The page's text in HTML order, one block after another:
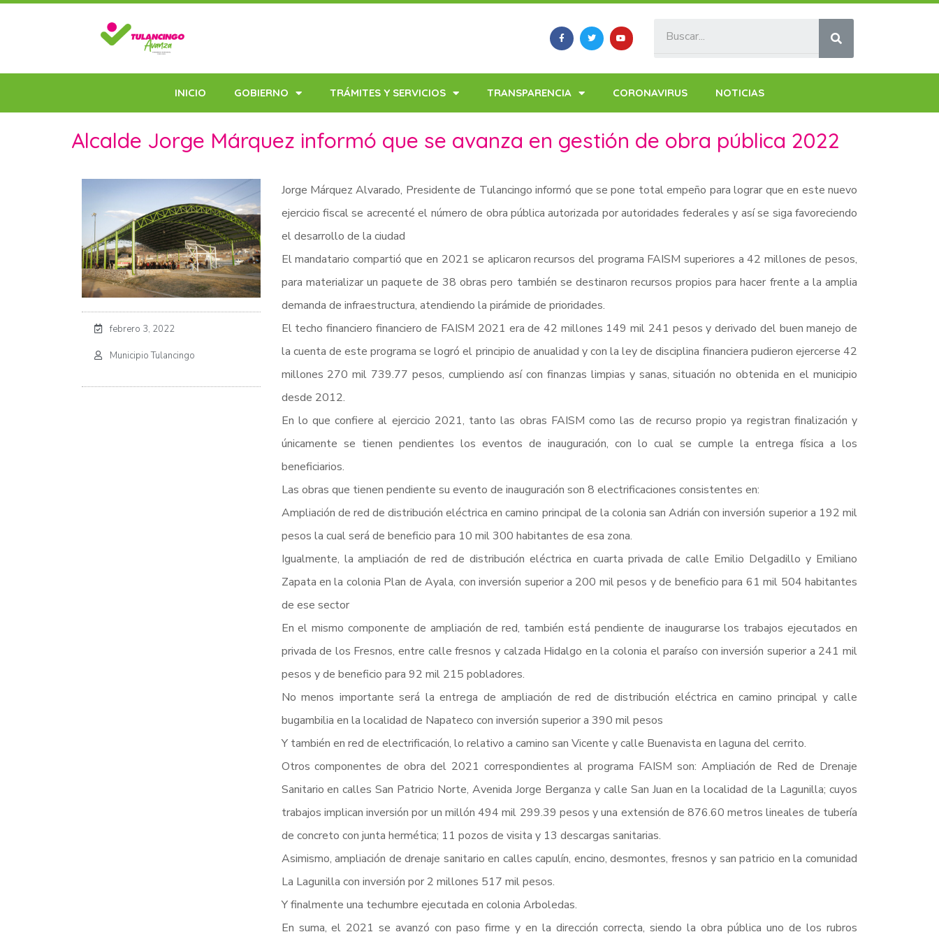
INICIO GOBIERNO TRÁMITES Y SERVICIOS TRANSPARENCIA CORONAVIRUS NOTICIAS
Alcalde Jorge Márquez informó que se avanza en gestión de obra pública 2022
febrero 3, 2022
Municipio Tulancingo
Jorge Márquez Alvarado, Presidente de Tulancingo informó que se pone total empeño para lograr que en este nuevo
ejercicio fiscal se acrecenté el número de obra pública autorizada por autoridades federales y así se siga favoreciendo
el desarrollo de la ciudad
El mandatario compartió que en 2021 se aplicaron recursos del programa FAISM superiores a 42 millones de pesos,
para materializar un paquete de 38 obras pero también se destinaron recursos propios para hacer frente a la amplia
demanda de infraestructura, atendiendo la pirámide de prioridades.
El techo financiero financiero de FAISM 2021 era de 42 millones 149 mil 241 pesos y derivado del buen manejo de
la cuenta de este programa se logró el principio de anualidad y con la ley de disciplina financiera pudieron ejercerse 42
millones 270 mil 739.77 pesos, cumpliendo así con finanzas limpias y sanas, situación no obtenida en el municipio
desde 2012.
En lo que confiere al ejercicio 2021, tanto las obras FAISM como las de recurso propio ya registran finalización y
únicamente se tienen pendientes los eventos de inauguración, con lo cual se cumple la entrega física a los
beneficiarios.
Las obras que tienen pendiente su evento de inauguración son 8 electrificaciones consistentes en:
Ampliación de red de distribución eléctrica en camino principal de la colonia san Adrián con inversión superior a 192 mil
pesos la cual será de beneficio para 10 mil 300 habitantes de esa zona.
Igualmente, la ampliación de red de distribución eléctrica en cuarta privada de calle Emilio Delgadillo y Emiliano
Zapata en la colonia Plan de Ayala, con inversión superior a 200 mil pesos y de beneficio para 61 mil 504 habitantes
de ese sector
En el mismo componente de ampliación de red, también está pendiente de inaugurarse los trabajos ejecutados en
privada de los Fresnos, entre calle fresnos y calzada Hidalgo en la colonia el paraíso con inversión superior a 241 mil
pesos y de beneficio para 92 mil 215 pobladores.
No menos importante será la entrega de ampliación de red de distribución eléctrica en camino principal y calle
bugambilia en la localidad de Napateco con inversión superior a 390 mil pesos
Y también en red de electrificación, lo relativo a camino san Vicente y calle Buenavista en laguna del cerrito.
Otros componentes de obra del 2021 correspondientes al programa FAISM son: Ampliación de Red de Drenaje
Sanitario en calles San Patricio Norte, Avenida Jorge Berganza y calle San Juan en la localidad de la Lagunilla; cuyos
trabajos implican inversión por un millón 494 mil 299.39 pesos y una extensión de 876.60 metros lineales de tubería
de concreto con junta hermética; 11 pozos de visita y 13 descargas sanitarias.
Asimismo, ampliación de drenaje sanitario en calles capulín, encino, desmontes, fresnos y san patricio en la comunidad
La Lagunilla con inversión por 2 millones 517 mil pesos.
Y finalmente una techumbre ejecutada en colonia Arboledas.
En suma, el 2021 se avanzó con paso firme y en la dirección correcta, siendo la obra pública uno de los rubros